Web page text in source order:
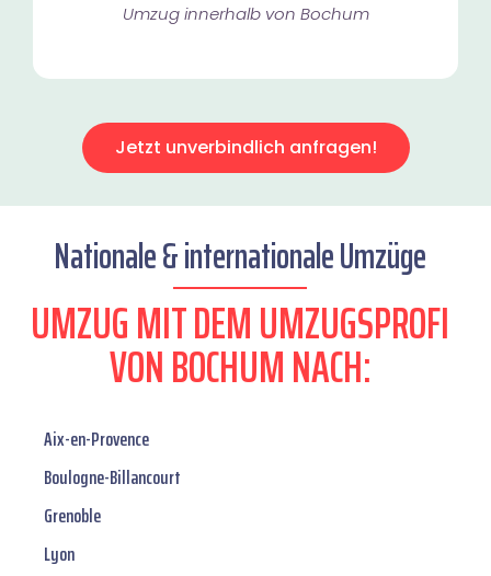
Umzug innerhalb von Bochum​
Jetzt unverbindlich anfragen!
Nationale & internationale Umzüge
UMZUG MIT DEM UMZUGSPROFI
VON BOCHUM NACH:
Aix-en-Provence
Boulogne-Billancourt
Grenoble
Lyon